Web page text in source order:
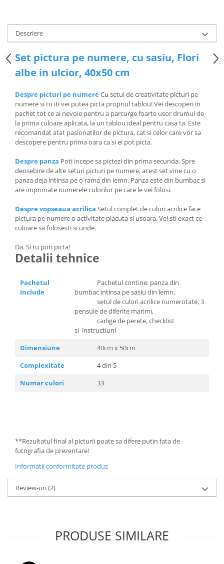
Descriere
Set pictura pe numere, cu sasiu, Flori
albe in ulcior, 40x50 cm
Despre picturi pe numereCu setul de creativitate picturi pe
numere si tu iti vei putea picta propriul tablou! Vei descoperi in
pachet tot ce ai nevoie pentru a parcurge foarte usor drumul de
la prima culoare aplicata, la un tablou ideal pentru casa ta. Este
recomandat atat pasionatilor de pictura, cat si celor care vor sa
descopere pentru prima oara ca si ei pot picta.
Despre panza Poti incepe sa pictezi din prima secunda. Spre
deosebire de alte seturi picturi pe numere, acest set vine cu o
panza deja intinsa pe o rama din lemn. Panza este din bumbac si
are imprimate numerele culorilor pe care le vei folosi.
Despre vopseaua acrilica Setul complet de culori acrilice face
pictura pe numere o activitate placuta si usoara. Vei sti exact ce
culoare sa folosesti si unde.
Da. Si tu poti picta!
Detalii tehnice
Pachetul
include
Pachetul contine: panza din
bumbac intinsa pe sasiu din lemn,
setul de culori acrilice numerotate, 3
pensule de diferite marimi,
carlige de perete, checklist
si instructiuni
Dimensiune
40cm x 50cm
Complexitate
4 din 5
Numar culori
33
**Rezultatul final al picturii poate sa difere putin fata de
fotografia de prezentare!
Informatii conformitate produs
Review-uri(2)
PRODUSE SIMILARE